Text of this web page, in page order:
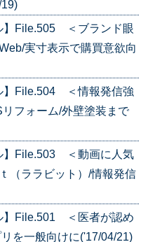
】File.505 ＜ブランド眼
実寸表示で購買意欲向
】File.504 ＜情報発信強
フォーム/外壁塗装まで
】File.503 ＜動画に人気
（ララビット）/情報発信
】File.501 ＜医者が認め
を一般向けに('17/04/21)